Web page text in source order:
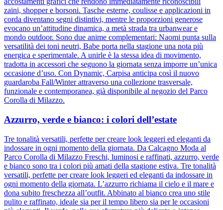
zaini, shopper e borsoni. Tasche esterne, coulisse e applicazioni in
corda diventano segni distintivi, mentre le proporzioni generose
evocano un’attitudine dinamica, a metà strada tra urbanwear e
mondo outdoor. Sono due anime complementari: Naomi punta sulla
versatilità dei toni neutri, Babe porta nella stagione una nota più
energica e sperimentale. A unirle è la stessa idea di movimento,
tradotta in accessori che seguono la giornata senza imporre un’unica
occasione d’uso. Con Dynamic, Carpisa anticipa così il nuovo
guardaroba Fall/Winter attraverso una collezione trasversale,
funzionale e contemporanea, già disponibile al negozio del Parco
Corolla di Milazzo.
Azzurro, verde e bianco: i colori dell’estate
Tre tonalità versatili, perfette per creare look leggeri ed eleganti da
indossare in ogni momento della giornata. Da Calcagno Moda al
Parco Corolla di Milazzo Freschi, luminosi e raffinati, azzurro, verde
e bianco sono tra i colori più amati della stagione estiva. Tre tonalità
versatili, perfette per creare look leggeri ed eleganti da indossare in
ogni momento della giornata. L’azzurro richiama il cielo e il mare e
dona subito freschezza all’outfit. Abbinato al bianco crea uno stile
pulito e raffinato, ideale sia per il tempo libero sia per le occasioni